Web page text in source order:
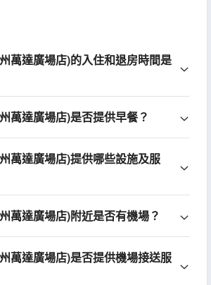
萬達廣場店)的入住和退房時間是
萬達廣場店)是否提供早餐？
萬達廣場店)提供哪些設施及服
萬達廣場店)附近是否有機場？
萬達廣場店)是否提供機場接送服